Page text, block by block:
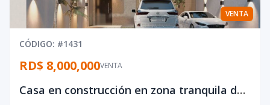
VENTA
CÓDIGO: #1431
VENTA
RD$ 8,000,000
Casa en construcción en zona tranquila de Nagua